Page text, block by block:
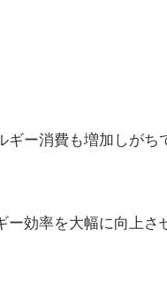
ー消費も増加しがち
効率を大幅に向上さ